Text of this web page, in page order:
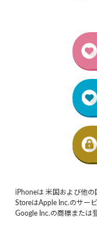
iPhoneは 米国および他
StoreはApple Inc.のサー
Google Inc.の商標または